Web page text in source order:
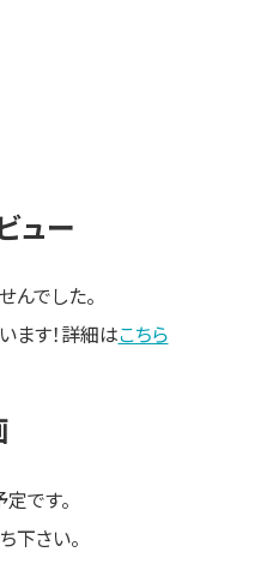
ュー
んでした。
ます！詳細はこちら
です。
下さい。